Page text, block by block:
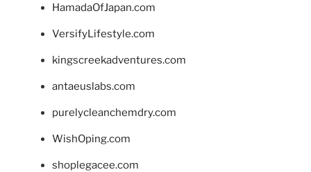
HamadaOfJapan.com
VersifyLifestyle.com
kingscreekadventures.com
antaeuslabs.com
purelycleanchemdry.com
WishOping.com
shoplegacee.com